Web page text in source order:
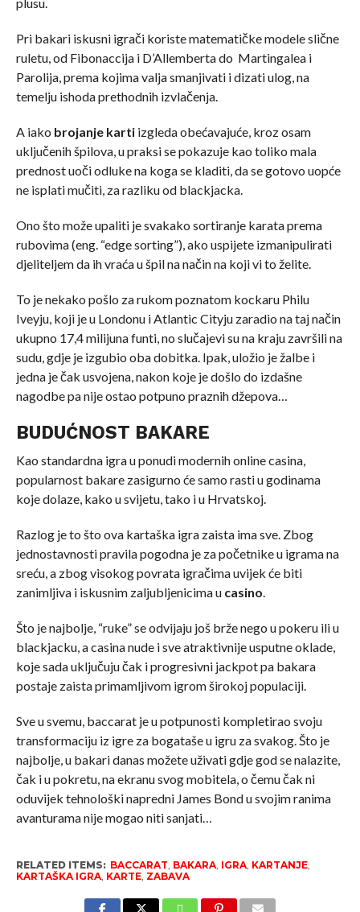
Pri bakari iskusni igrači koriste matematičke modele slične
ruletu, od Fibonaccija i D’Allemberta do Martingalea i
Parolija, prema kojima valja smanjivati i dizati ulog, na
temelju ishoda prethodnih izvlačenja.
A iako brojanje kartiizgleda obećavajuće, kroz osam
uključenih špilova, u praksi se pokazuje kao toliko mala
prednost uoči odluke na koga se kladiti, da se gotovo uopće
ne isplati mučiti, za razliku od blackjacka.
Ono što može upaliti je svakako sortiranje karata prema
rubovima (eng. “edge sorting”), ako uspijete izmanipulirati
djeliteljem da ih vraća u špil na način na koji vi to želite.
To je nekako pošlo za rukom poznatom kockaru Philu
Iveyju, koji je u Londonu i Atlantic Cityju zaradio na taj način
ukupno 17,4 milijuna funti, no slučajevi su na kraju završili na
sudu, gdje je izgubio oba dobitka. Ipak, uložio je žalbe i
jedna je čak usvojena, nakon koje je došlo do izdašne
nagodbe pa nije ostao potpuno praznih džepova…
BUDUĆNOST BAKARE
Kao standardna igra u ponudi modernih online casina,
popularnost bakare zasigurno će samo rasti u godinama
koje dolaze, kako u svijetu, tako i u Hrvatskoj.
Razlog je to što ova kartaška igra zaista ima sve. Zbog
jednostavnosti pravila pogodna je za početnike u igrama na
sreću, a zbog visokog povrata igračima uvijek će biti
zanimljiva i iskusnim zaljubljenicima u casino
Što je najbolje, “ruke” se odvijaju još brže nego u pokeru ili u
blackjacku, a casina nude i sve atraktivnije usputne oklade,
koje sada uključuju čak i progresivni jackpot pa bakara
postaje zaista primamljivom igrom širokoj populaciji.
Sve u svemu, baccarat je u potpunosti kompletirao svoju
transformaciju iz igre za bogataše u igru za svakog. Što je
najbolje, u bakari danas možete uživati gdje god se nalazite,
čak i u pokretu, na ekranu svog mobitela, o čemu čak ni
oduvijek tehnološki napredni James Bond u svojim ranima
avanturama nije mogao niti sanjati…
RELATED ITEMS: BACCARAT BAKARA, IGRA, KARTANJE,
KARTAŠKA IGRA, KARTE, ZABAVA